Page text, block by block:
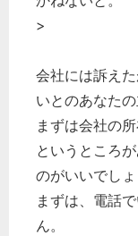
>
会社には訴え
いとのあなたの
まずは会社の
というところ
のがいいでしょ
まずは、電話
ん。